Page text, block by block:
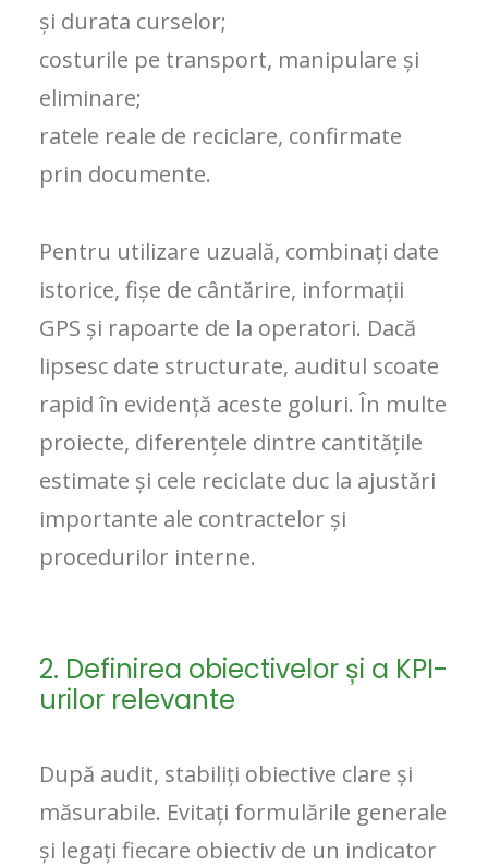
și durata curselor;
costurile pe transport, manipulare și
eliminare;
ratele reale de reciclare, confirmate
prin documente.
Pentru utilizare uzuală, combinați date
istorice, fișe de cântărire, informații
GPS și rapoarte de la operatori. Dacă
lipsesc date structurate, auditul scoate
rapid în evidență aceste goluri. În multe
proiecte, diferențele dintre cantitățile
estimate și cele reciclate duc la ajustări
importante ale contractelor și
procedurilor interne.
2. Definirea obiectivelor și a KPI-
urilor relevante
După audit, stabiliți obiective clare și
măsurabile. Evitați formulările generale
și legați fiecare obiectiv de un indicator